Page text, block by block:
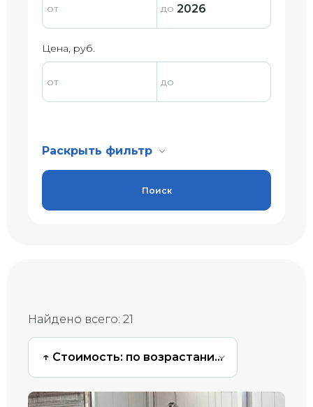
Цена, руб.
Раскрыть фильтр
Поиск
Найдено всего: 21
↑ Стоимость: по возрастанию